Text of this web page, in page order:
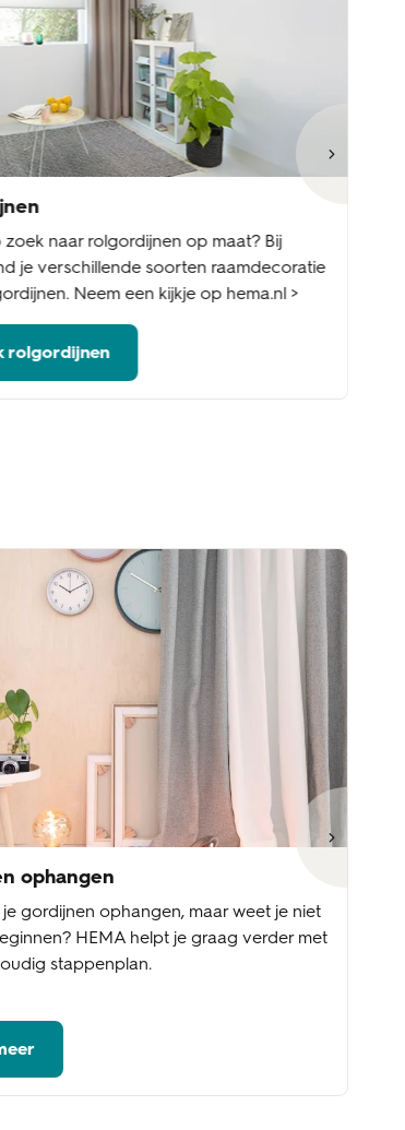
zoek naar rolgordijnen op maat? Bij
je verschillende soorten raamdecoratie
Neem een kijkje op hema.nl >
rolgordijnen
ophangen
je gordijnen ophangen, maar weet je niet
HEMA helpt je graag verder met
stappenplan.